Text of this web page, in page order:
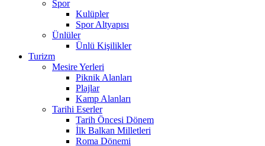
Spor
Kulüpler
Spor Altyapısı
Ünlüler
Ünlü Kişilikler
Turizm
Mesire Yerleri
Piknik Alanları
Plajlar
Kamp Alanları
Tarihi Eserler
Tarih Öncesi Dönem
İlk Balkan Milletleri
Roma Dönemi